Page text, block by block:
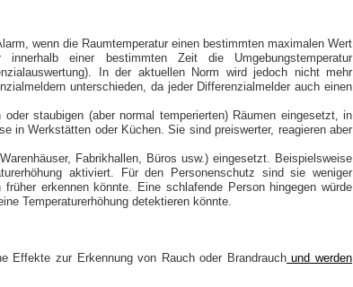
wenn die Raumtemperatur einen bestimmten maximalen Wert
einer bestimmten Zeit die Umgebungstemperatur
In der aktuellen Norm wird jedoch nicht mehr
unterschieden, da jeder Differenzialmelder auch einen
staubigen (aber normal temperierten) Räumen eingesetzt, in
in Werkstätten oder Küchen. Sie sind preiswerter, reagieren aber
Fabrikhallen, Büros usw.) eingesetzt. Beispielsweise
aktiviert. Für den Personenschutz sind sie weniger
erkennen könnte. Eine schlafende Person hingegen würde
Temperaturerhöhung detektieren könnte.
Effekte zur Erkennung von Rauch oder Brandrauchund werden